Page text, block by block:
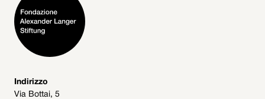
Indirizzo
Via Bottai, 5